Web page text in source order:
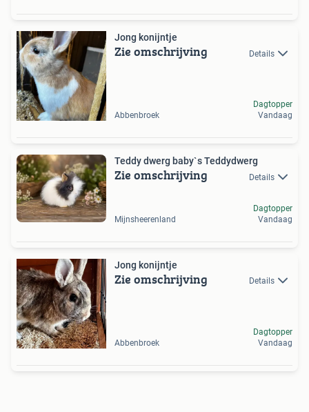
Jong konijntje
Zie omschrijving Details
Abbenbroek
Dagtopper
Vandaag
Teddy dwerg baby`s Teddydwerg
Zie omschrijving Details
Mijnsheerenland
Dagtopper
Vandaag
Jong konijntje
Zie omschrijving Details
Abbenbroek
Dagtopper
Vandaag